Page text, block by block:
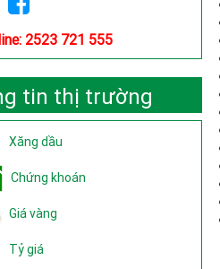
2523 721 555
tin thị trường
Xăng dầu
Chứng khoán
Giá vàng
Tỷ giá